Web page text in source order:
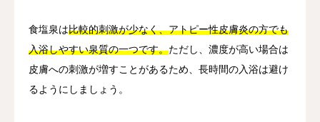
食塩泉は比較的刺激が少なく、アトピー性皮膚炎の方でも
入浴しやすい泉質の一つです。ただし、濃度が高い場合は
皮膚への刺激が増すことがあるため、長時間の入浴は避け
るようにしましょう。